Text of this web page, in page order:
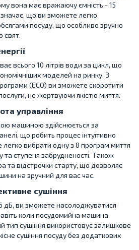
вона має вражаючу ємність - 15
що ви зможете легко
посуду, що особливо зручно
свят.
всього 10 літрів води за цикл, що
моделей на ринку. З
(ECO) ви зможете скоротити
не жертвуючи якістю миття.
управління
машиною здійснюється за
що робить процес інтуїтивно
вибрати одну з 8 програм миття
та ступеня забрудненості. Також
та відстрочки старту, що дозволяє
на зручний для вас час.
сушіння
дБ, ви зможете насолоджуватися
коли посудомийна машина
тип сушіння використовує залишкове
сушіння посуду без додаткових